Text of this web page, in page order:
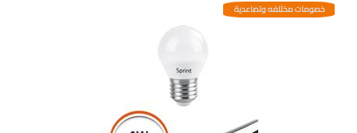
خصومات مختلفه وتصاعدية